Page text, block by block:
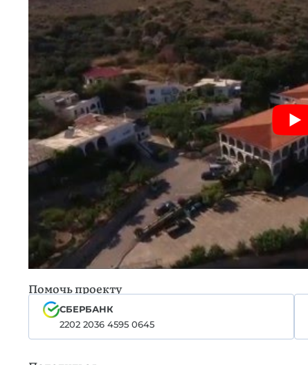
Помочь проекту
СБЕРБАНК
2202 2036 4595 0645